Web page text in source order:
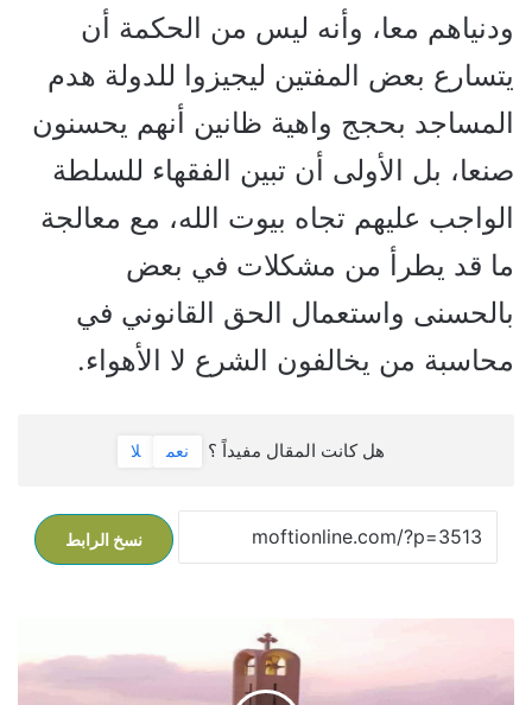
ودنياهم معا، وأنه ليس من الحكمة أن
يتسارع بعض المفتين ليجيزوا للدولة هدم
المساجد بحجج واهية ظانين أنهم يحسنون
صنعا، بل الأولى أن تبين الفقهاء للسلطة
الواجب عليهم تجاه بيوت الله، مع معالجة
ما قد يطرأ من مشكلات في بعض
بالحسنى واستعمال الحق القانوني في
محاسبة من يخالفون الشرع لا الأهواء.
هل كانت المقال مفيداً ؟ نعم لا
نسخ الرابط